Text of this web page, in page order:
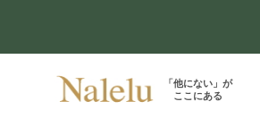
「他にない」が
ここにある